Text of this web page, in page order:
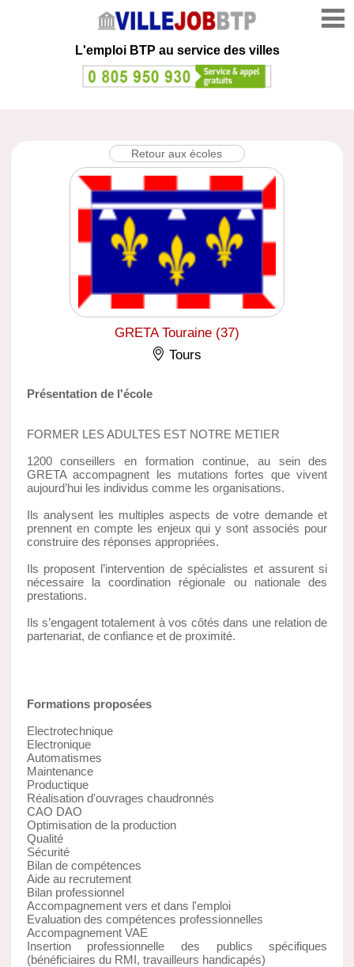
L'emploi BTP au service des villes
Retour aux écoles
GRETA Touraine (37)
Tours
Présentation de l'école
FORMER LES ADULTES EST NOTRE METIER
1200 conseillers en formation continue, au sein des
GRETA accompagnent les mutations fortes que vivent
aujourd’hui les individus comme les organisations.
Ils analysent les multiples aspects de votre demande et
prennent en compte les enjeux qui y sont associés pour
construire des réponses appropriées.
Ils proposent l’intervention de spécialistes et assurent si
nécessaire la coordination régionale ou nationale des
prestations.
Ils s’engagent totalement à vos côtés dans une relation de
partenariat, de confiance et de proximité.
Formations proposées
Electrotechnique
Electronique
Automatismes
Maintenance
Productique
Réalisation d'ouvrages chaudronnés
CAO DAO
Optimisation de la production
Qualité
Sécurité
Bilan de compétences
Aide au recrutement
Bilan professionnel
Accompagnement vers et dans l'emploi
Evaluation des compétences professionnelles
Accompagnement VAE
Insertion professionnelle des publics spécifiques
(bénéficiaires du RMI, travailleurs handicapés)